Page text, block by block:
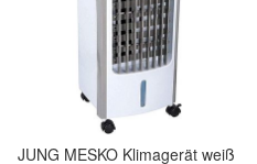
JUNG MESKO Klimagerät weiß